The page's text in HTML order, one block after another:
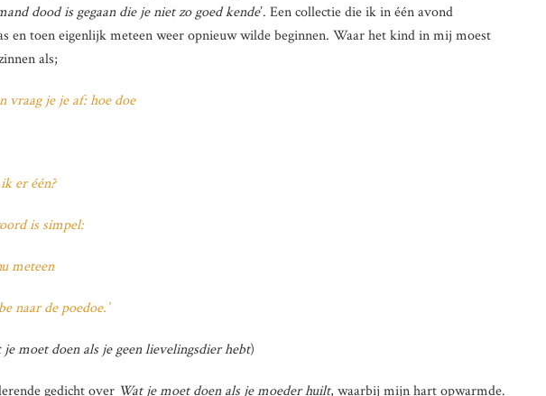
dood is gegaan die je niet zo goed kende’. Een collectie die ik in één avond
en toen eigenlijk meteen weer opnieuw wilde beginnen. Waar het kind in mij moest
als;
vraag je je af: hoe doe
er één?
is simpel:
meteen
naar de poedoe.’
je moet doen als je geen lievelingsdier hebt)
gedicht over Wat je moet doen als je moeder huilt, waarbij mijn hart opwarmde.